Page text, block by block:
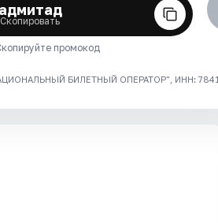
адмитад
Скопировать
промокод
БИЛЕТНЫЙ ОПЕРАТОР", ИНН: